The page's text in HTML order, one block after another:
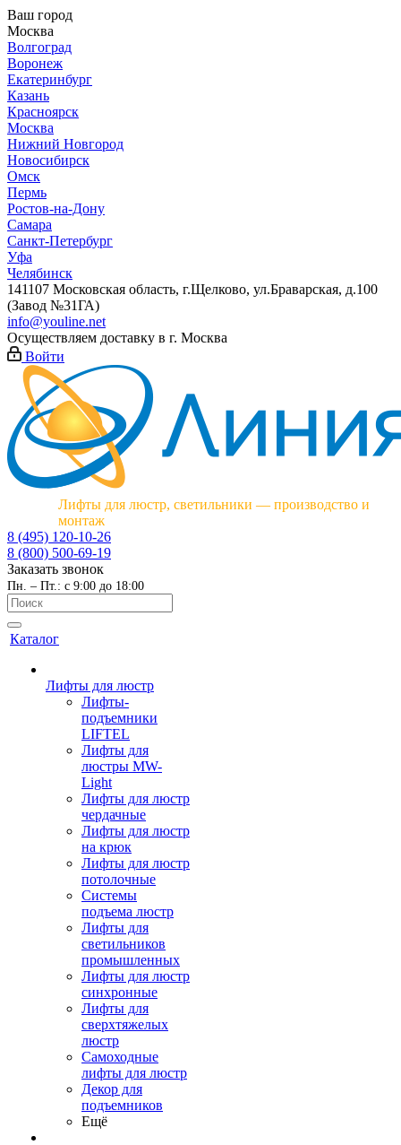
Ваш город
Москва
Волгоград
Воронеж
Екатеринбург
Казань
Красноярск
Москва
Нижний Новгород
Новосибирск
Омск
Пермь
Ростов-на-Дону
Самара
Санкт-Петербург
Уфа
Челябинск
141107 Московская область, г.Щелково, ул.Браварская, д.100
(Завод №31ГА)
info@youline.net
Осуществляем доставку в г. Москва
Войти
Лифты для люстр, светильники — производство и
монтаж
8 (495) 120-10-26
8 (800) 500-69-19
Заказать звонок
Пн. – Пт.: с 9:00 до 18:00
Каталог
Лифты для люстр
Лифты-
подъемники
LIFTEL
Лифты для
люстры MW-
Light
Лифты для люстр
чердачные
Лифты для люстр
на крюк
Лифты для люстр
потолочные
Системы
подъема люстр
Лифты для
светильников
промышленных
Лифты для люстр
синхронные
Лифты для
сверхтяжелых
люстр
Самоходные
лифты для люстр
Декор для
подъемников
Ещё